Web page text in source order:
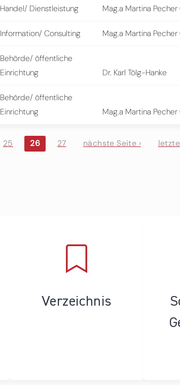
Handel/ Dienstleistung Mag.a Martina Pecher
Information/ Consulting Mag.a Martina Pecher
Behörde/ öffentliche
Einrichtung
Dr. Karl Tölg-Hanke
Behörde/ öffentliche
Einrichtung
Mag.a Martina Pecher
25 26 27 nächste Seite ›
Verzeichnis